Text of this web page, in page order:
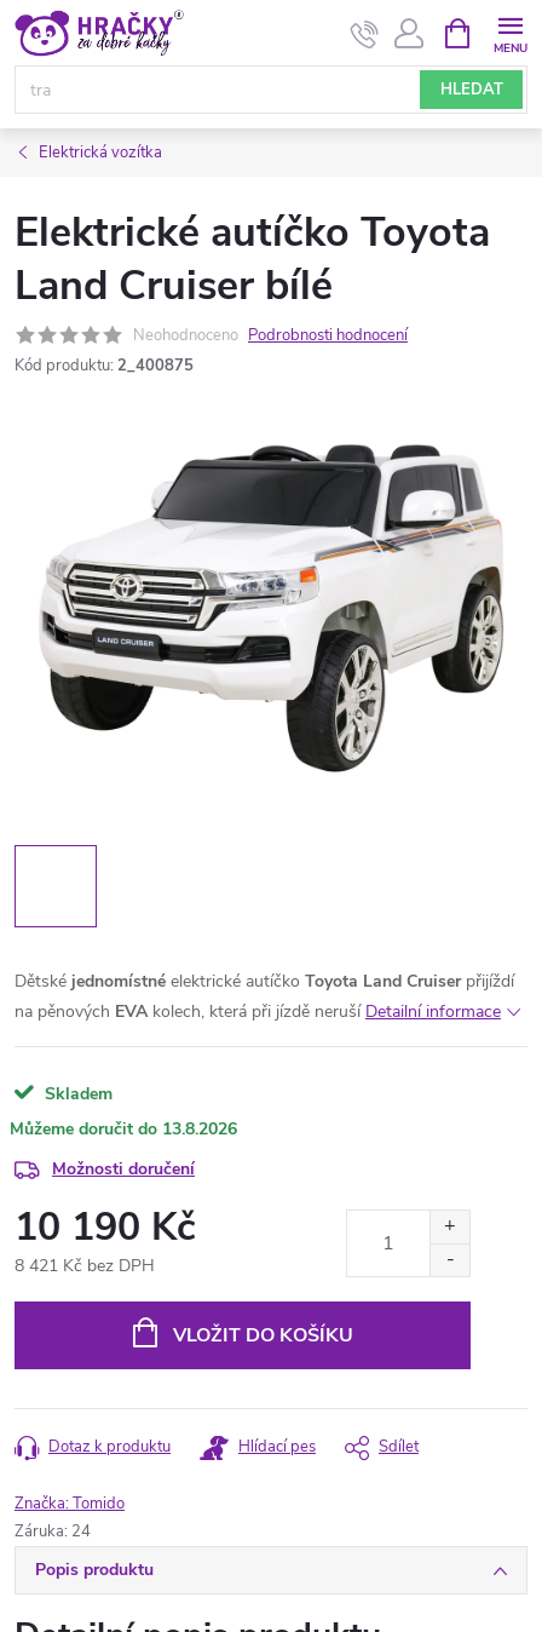
Přejít
obsah
HLEDAT
NÁKUPNÍ
KOŠÍK
Elektrická vozítka
Elektrické autíčko Toyota
Land Cruiser bílé
Neohodnoceno Podrobnosti hodnocení
Kód produktu: 2_400875
Dětské jednomístné elektrické autíčko Toyota Land Cruiserpřijíždí
na pěnových EVA kolech, která při jízdě neruší Detailní informace
Skladem
13.8.2026
Možnosti doručení
10 190 Kč
8 421 Kč bez DPH
VLOŽIT DO KOŠÍKU
Dotaz k produktu Hlídací pes Sdílet
Značka:Tomido
Záruka: 24
Popis produktu